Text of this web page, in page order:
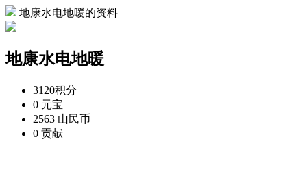
地康水电地暖的资料
地康水电地暖
3120积分
0 元宝
2563 山民币
0 贡献